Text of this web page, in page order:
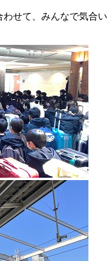
せて、みんなで気合い